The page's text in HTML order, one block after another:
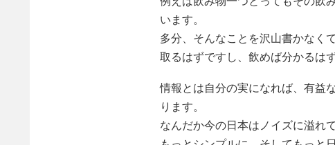
います。
多分、そんなことを沢山書かなく
取るはずですし、飲めば分かるはず
情報とは自分の実になれば、有益
ります。
なんだか今の日本はノイズに溢れ